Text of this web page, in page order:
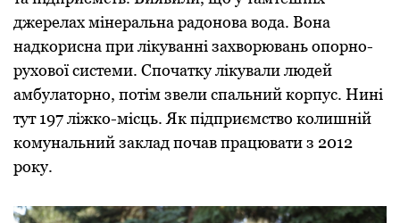
джерелах мінеральна радонова вода. Вона
надкорисна при лікуванні захворювань опорно-
рухової системи. Спочатку лікували людей
амбулаторно, потім звели спальний корпус. Нині
тут 197 ліжко-місць. Як підприємство колишній
комунальний заклад почав працювати з 2012
року.